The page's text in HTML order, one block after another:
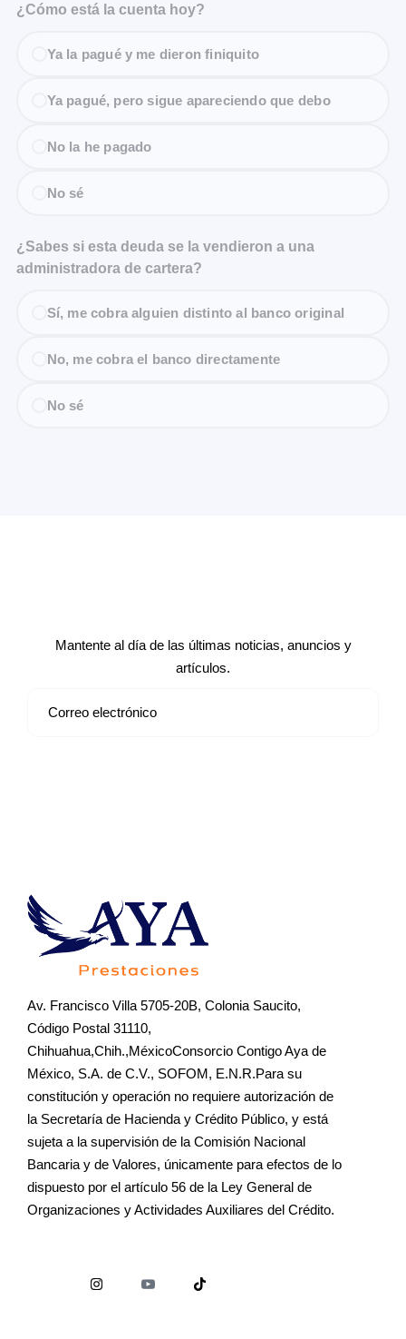
¿Cómo está la cuenta hoy?
Ya la pagué y me dieron finiquito
Ya pagué, pero sigue apareciendo que debo
No la he pagado
No sé
¿Sabes si esta deuda se la vendieron a una
administradora de cartera?
Sí, me cobra alguien distinto al banco original
No, me cobra el banco directamente
No sé
Mantente al día de las últimas noticias, anuncios y
artículos.
Av. Francisco Villa 5705-20B, Colonia Saucito,
Código Postal 31110,
Chihuahua,Chih.,MéxicoConsorcio Contigo Aya de
México, S.A. de C.V., SOFOM, E.N.R.Para su
constitución y operación no requiere autorización de
la Secretaría de Hacienda y Crédito Público, y está
sujeta a la supervisión de la Comisión Nacional
Bancaria y de Valores, únicamente para efectos de lo
dispuesto por el artículo 56 de la Ley General de
Organizaciones y Actividades Auxiliares del Crédito.